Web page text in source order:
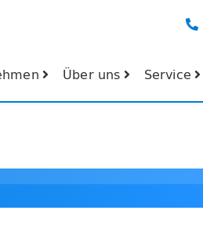
Über uns Service